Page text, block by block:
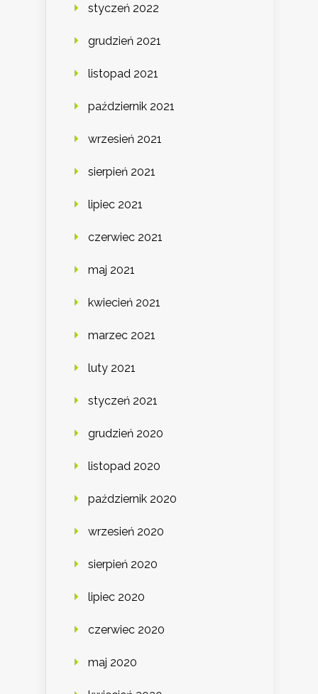
styczeń 2022
grudzień 2021
listopad 2021
październik 2021
wrzesień 2021
sierpień 2021
lipiec 2021
czerwiec 2021
maj 2021
kwiecień 2021
marzec 2021
luty 2021
styczeń 2021
grudzień 2020
listopad 2020
październik 2020
wrzesień 2020
sierpień 2020
lipiec 2020
czerwiec 2020
maj 2020